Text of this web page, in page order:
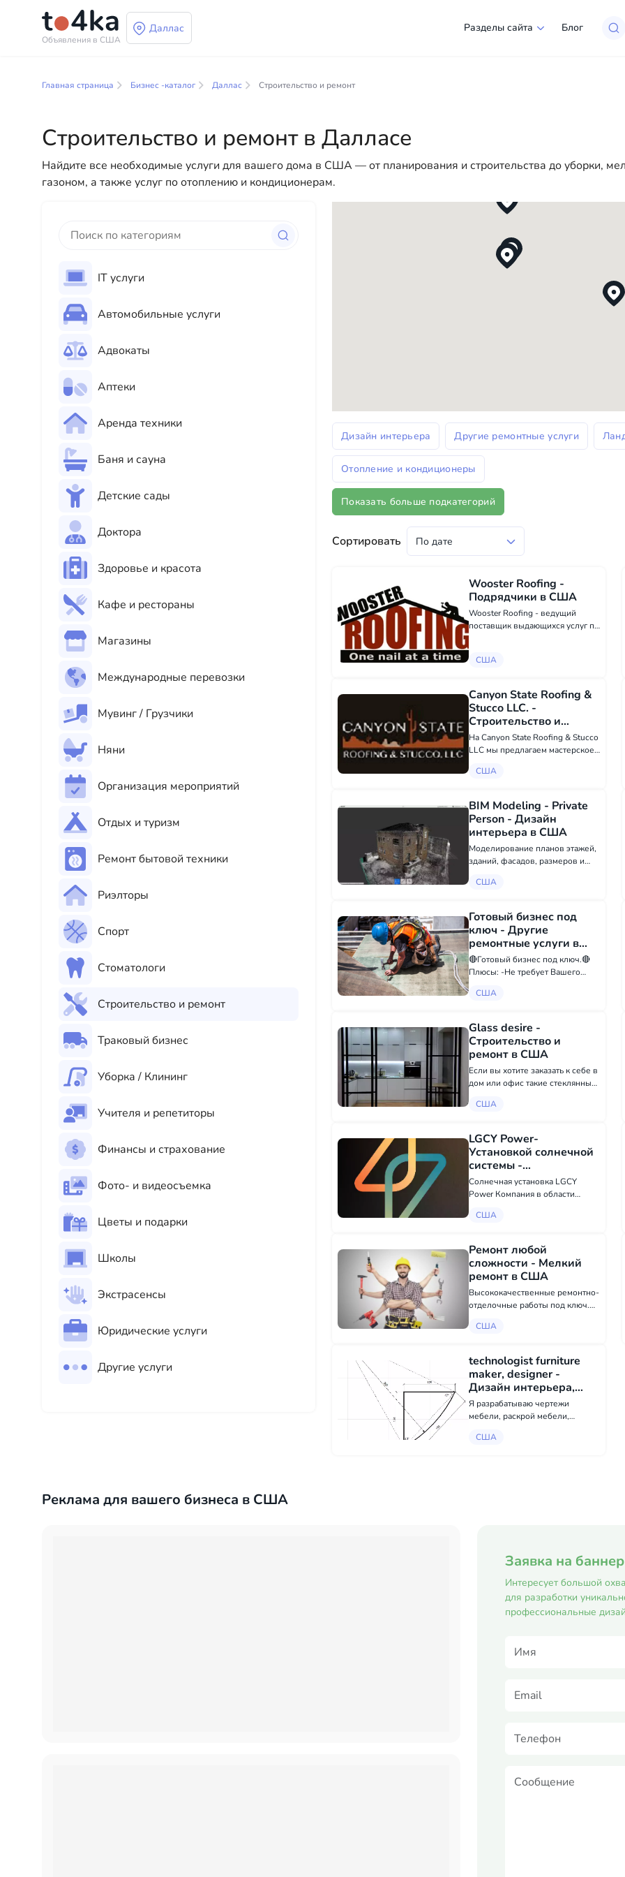
Объявления в США
Даллас Разделы сайта Блог
Бизнес и услуги в Далласе
профессиональных консультаций до повседневной помощи — у нас есть всё необходимое для успешного
Главная страница Бизнес -каталог Даллас Строительство и ремонт
Строительство и ремонт в Далласе
Найдите все необходимые услуги для вашего дома в США — от планирования и строительства до уборки,
газоном, а также услуг по отоплению и кондиционерам.
IT услуги
Автомобильные услуги
Адвокаты
Аптеки
Аренда техники
Баня и сауна
Детские сады
Доктора
Здоровье и красота
Кафе и рестораны
Магазины
Международные перевозки
Мувинг / Грузчики
Няни
Организация мероприятий
Отдых и туризм
Ремонт бытовой техники
Риэлторы
Спорт
Стоматологи
Строительство и ремонт
Траковый бизнес
Уборка / Клининг
Учителя и репетиторы
Финансы и страхование
Фото- и видеосъемка
Цветы и подарки
Школы
Экстрасенсы
Юридические услуги
Другие услуги
Дизайн интерьера Другие ремонтные услуги
Отопление и кондиционеры
Показать больше подкатегорий
Сортировать
Wooster Roofing -
Подрядчики в США
Wooster Roofing - ведущий
поставщик выдающихся услуг по
Массачусетс, посвятивший себя
работы и удовлетворению
клиентов. С...
США
Canyon State Roofing &
Stucco LLC. -
Строительство и
ремонт в США
На Canyon State Roofing & Stucco
LLC мы предлагаем мастерское
честностью Мы предоставляем
коммерческой кровле, включая
металлическую, однослойную,
пок...
США
BIM Modeling - Private
Person - Дизайн
интерьера в США
Моделирование планов этажей,
зданий, фасадов, размеров и
соответствии с вашим облаком
программе Revit Autodesk. Я
принимаю файлы от вас в
различных формат...
США
Готовый бизнес под
ключ - Другие
ремонтные услуги в
США
🔴Готовый бизнес под ключ.🔴
Плюсы: -Не требует Вашего
$50,000 (со всеми затратами под
месяцев -Пассивный доход
$3,000-4,000 каждый месяц
(после...
США
Glass desire -
Строительство и
ремонт в США
Если вы хотите заказать к себе в
дом или офис такие стеклянные
• стеклянные перегородки •
ограждения • душевые
перегородки • перегородки на
ванну...
США
LGCY Power-
Установкой солнечной
системы -
Строительство и
ремонт в США
Солнечная установка LGCY
Power Компания в области
энергетическая система☀️
растущие затраты на
электроэнергию и получите
индивидуальный дизайн
солнечной п...
США
Ремонт любой
сложности - Мелкий
ремонт в США
Высококачественные ремонтно-
отделочные работы под ключ.
персонал всегда поможет вам с
обеспечит высокий уровень
услуг в максимально короткие
сроки....
США
technologist furniture
maker, designer -
Дизайн интерьера,
Подрядчики в США
Я разрабатываю чертежи
мебели, раскрой мебели,
подробно прорабатываю
США
Реклама для вашего бизнеса в США
Заявка на
Интересует большой
для разработки
профессиональные